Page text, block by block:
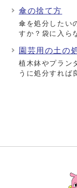
傘の捨て方
傘を処分したい
すか？袋に入ら
園芸用の土の
植木鉢やプラン
うに処分すれば